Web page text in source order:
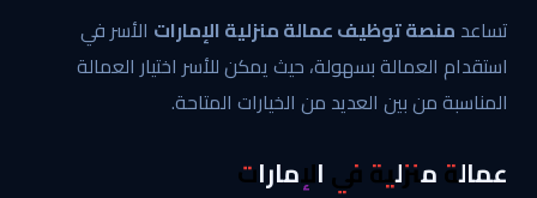
تساعد منصة توظيف عمالة منزلية الإمارات الأسر في
استقدام العمالة بسهولة، حيث يمكن للأسر اختيار العمالة
المناسبة من بين العديد من الخيارات المتاحة.
عمالة منزلية في الإمارات